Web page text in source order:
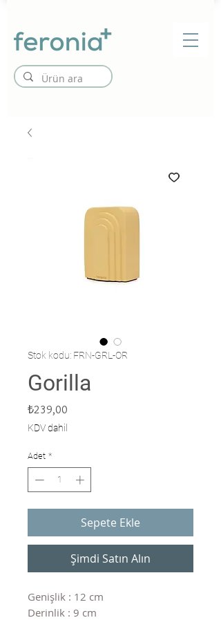
Stok kodu: FRN-GRL-OR
Gorilla
₺239,00
KDV dahil
Adet *
Sepete Ekle
Şimdi Satın Alın
Genişlik : 12 cm
Derinlik : 9 cm